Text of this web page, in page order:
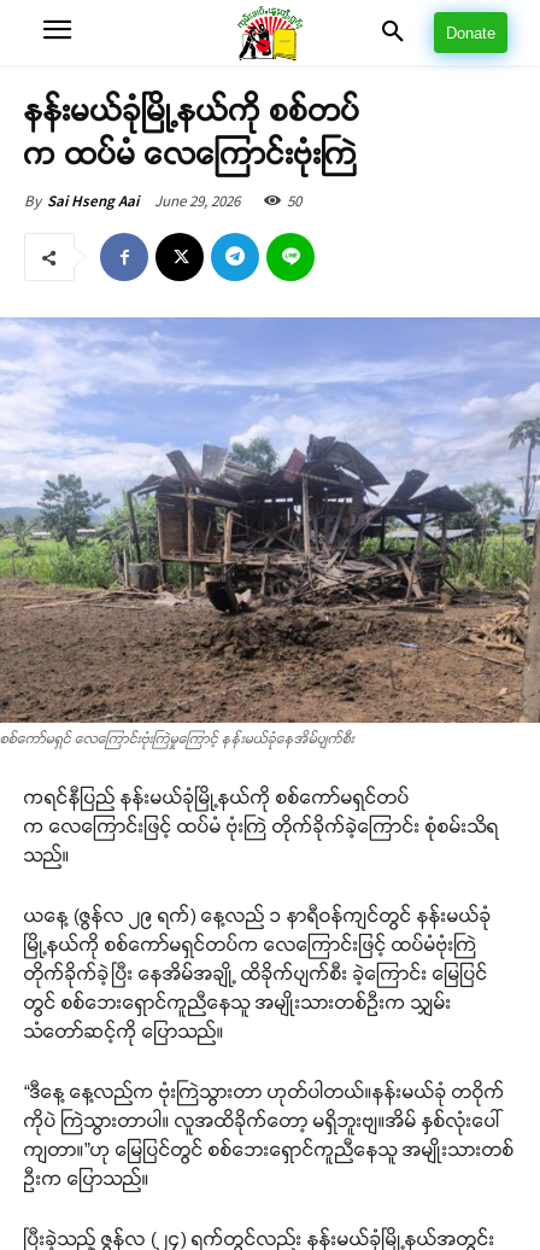
Donate
နန်းမယ်ခုံမြို့နယ်ကို စစ်တပ်
က ထပ်မံ လေကြောင်းဗုံးကြဲ
By Sai Hseng Aai June 29, 2026 50
စစ်ကော်မရှင် လေကြောင်းဗုံးကြဲမှုကြောင့် နန်းမယ်ခုံနေအိမ်ပျက်စီး
ကရင်နီပြည် နန်းမယ်ခုံမြို့နယ်ကို စစ်ကော်မရှင်တပ်
က လေကြောင်းဖြင့် ထပ်မံ ဗုံးကြဲ တိုက်ခိုက်ခဲ့ကြောင်း စုံစမ်းသိရ
သည်။
ယနေ့ (ဇွန်လ ၂၉ ရက်) နေ့လည် ၁ နာရီဝန်ကျင်တွင် နန်းမယ်ခုံ
မြို့နယ်ကို စစ်ကော်မရှင်တပ်က လေကြောင်းဖြင့် ထပ်မံဗုံးကြဲ
တိုက်ခိုက်ခဲ့ပြီး နေအိမ်အချို့ ထိခိုက်ပျက်စီး ခဲ့ကြောင်း မြေပြင်
တွင် စစ်ဘေးရှောင်ကူညီနေသူ အမျိုးသားတစ်ဦးက သျှမ်း
သံတော်ဆင့်ကို ပြောသည်။
“ဒီနေ့ နေ့လည်က ဗုံးကြဲသွားတာ ဟုတ်ပါတယ်။နန်းမယ်ခုံ တဝိုက်
ကိုပဲ ကြဲသွားတာပါ။ လူအထိခိုက်တော့ မရှိဘူးဗျ။အိမ် နှစ်လုံးပေါ်
ကျတာ။”ဟု မြေပြင်တွင် စစ်ဘေးရှောင်ကူညီနေသူ အမျိုးသားတစ်
ဦးက ပြောသည်။
ပြီးခဲ့သည့် ဇွန်လ (၂၄) ရက်တွင်လည်း နန်းမယ်ခုံမြို့နယ်အတွင်း